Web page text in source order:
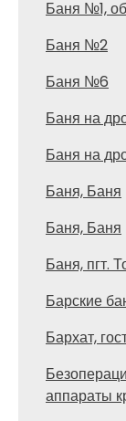
Баня №1,
Баня №2
Баня №6
Баня на
Баня на
Баня, Баня
Баня, Баня
Баня, пгт.
Барские
Бархат,
аппараты